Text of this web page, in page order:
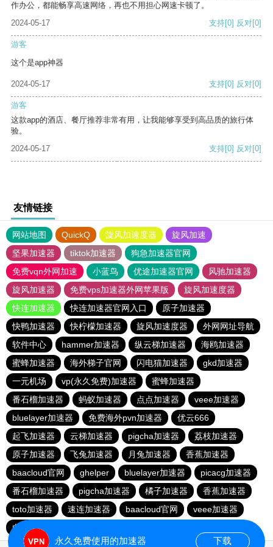
作办公，都能畅享高速网络，再也不用担心网速卡顿了。
2024-05-17
支持[0] 反对[0]
游客
这个是app神器
2024-05-17 支持[0] 反对[0]
游客
这款app的酒店、餐厅推荐非常有用，让我能够享受到高品质的旅行体
验。
2024-05-17
支持[0] 反对[0]
友情链接
网站地图 QuickQ 旋风加速度器
旋风加速
坚果加速器
tiktok加速器
狗急加速器官网
免费vqn外网加速
小蓝鸟 优途加速器官网
风驰加速器
旋风加速器
免费vps加速器外网苹果版
旋风加速度器
快连加速器
快连加速器官网入口
原子加速器
快鸭加速器
快柠檬加速器 旋风加速度器
外网网址导航
软件中心
hammer加速器 纵云梯加速器
海鸥加速器
蜜蜂加速器
海外梯子官网 闪电猫加速器
gkd加速器
一元机场
vp(永久免费)加速器
蜜蜂加速器
番石榴加速器
蚂蚁加速器 点点加速器
veee加速器
bluelayer加速器
免费海外pvn加速器
优云666
起飞加速器
云梯加速器 pigcha加速器
荔枝加速器
原子加速器
飞兔加速器 月兔加速器
香蕉加速器
baacloud官网
ghelper bluelayer加速器
picacg加速器
番石榴加速器
pigcha加速器 橘子加速器
香蕉加速器
toto加速器
速连加速器 baacloud官网
veee加速器
白鲸加速器
永久免费使用的加速器 下载